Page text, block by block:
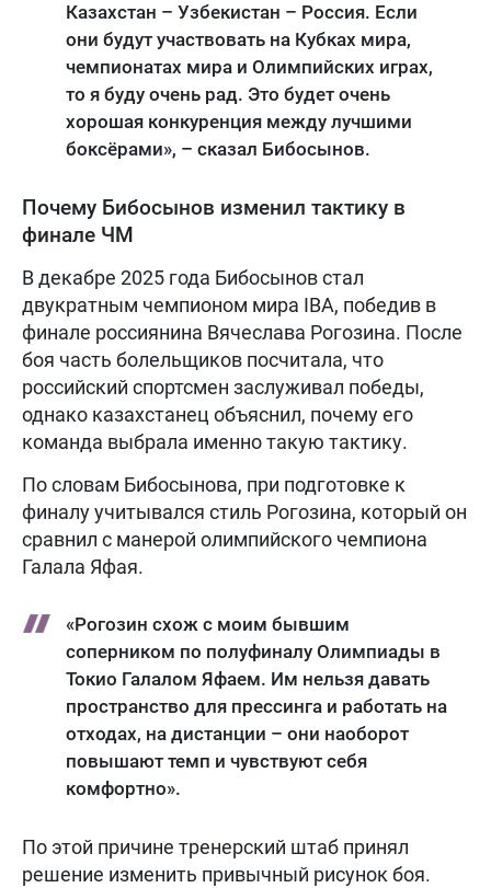
Казахстан – Узбекистан – Россия. Если
они будут участвовать на Кубках мира,
чемпионатах мира и Олимпийских играх,
то я буду очень рад. Это будет очень
хорошая конкуренция между лучшими
боксёрами», – сказал Бибосынов.
Почему Бибосынов изменил тактику в
финале ЧМ
В декабре 2025 года Бибосынов стал
двукратным чемпионом мира IBA, победив в
финале россиянина Вячеслава Рогозина. После
боя часть болельщиков посчитала, что
российский спортсмен заслуживал победы,
однако казахстанец объяснил, почему его
команда выбрала именно такую тактику.
По словам Бибосынова, при подготовке к
финалу учитывался стиль Рогозина, который он
сравнил с манерой олимпийского чемпиона
Галала Яфая.
«Рогозин схож с моим бывшим
соперником по полуфиналу Олимпиады в
Токио Галалом Яфаем. Им нельзя давать
пространство для прессинга и работать на
отходах, на дистанции – они наоборот
повышают темп и чувствуют себя
комфортно».
По этой причине тренерский штаб принял
решение изменить привычный рисунок боя.